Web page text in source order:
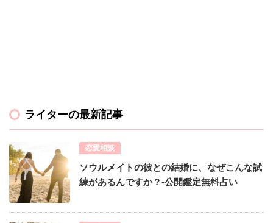
ライターの最新記事
恋愛相談
ソウルメイトの彼との結婚に、なぜこんな試
練があるんですか？-公開鑑定無料占い